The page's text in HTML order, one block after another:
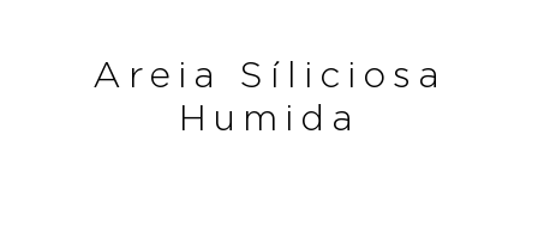
Areia Síliciosa
Humida